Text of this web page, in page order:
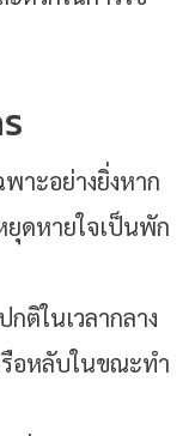
าะอย่างยิ่งหาก
ยุดหายใจเป็นพัก
ติในเวลากลาง
อหลับในขณะทำ